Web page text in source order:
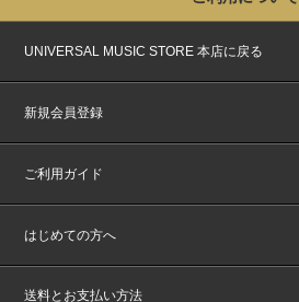
UNIVERSAL MUSIC STORE 本店に戻る
新規会員登録
ご利用ガイド
はじめての方へ
送料とお支払い方法